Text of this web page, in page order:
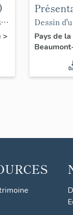
>
Pierre-
de
Dême
Dessin
Pays de